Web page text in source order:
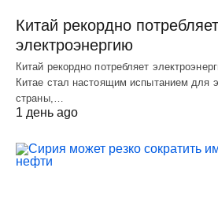
Китай рекордно потребляет
электроэнергию
Китай рекордно потребляет
Китае стал настоящим испытанием для
страны,…
1 день ago